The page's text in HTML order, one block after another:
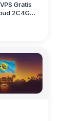
Gratis
2C4G